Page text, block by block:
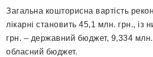
Загальна кошторисна вартість
лікарні становить 45,1 млн. грн., із
грн. – державний бюджет, 9,334
обласний бюджет.